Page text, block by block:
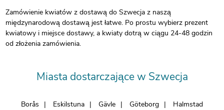
Zamówienie kwiatów z dostawą do Szwecja z naszą
międzynarodową dostawą jest łatwe. Po prostu wybierz prezent
kwiatowy i miejsce dostawy, a kwiaty dotrą w ciągu 24-48 godzin
od złożenia zamówienia.
Miasta dostarczające w Szwecja
Borås Eskilstuna Gävle Göteborg
Halmstad